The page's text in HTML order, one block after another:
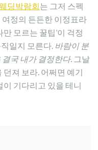
딩박람회는 그저 스펙
정의 든든한 이정표라
모르는 꿀팁’이 걱정
일지 모른다. 바람이 분
국 내가 결정한다. 그날
던져 보라. 어쩌면 예기
이 기다리고 있을 테니